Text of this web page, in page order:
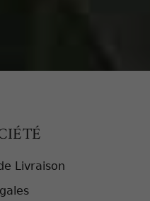
Livraison